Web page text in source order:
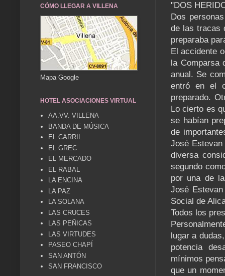
"DOS
Dos
de las tracas
preparaba
El accidente
la Comparsa
anual. Se
entró en el
preparado.
Lo cierto es
se habían
de
José
diversa
segundo
por una de
José
Social de
Todos los
lugar a
potencia
mínimos
que un
CÓMO LLEGAR A VILLENA
Mapa Google
HOTEL ASOCIACIONES VIRTUAL
AA.VV. VILLENA
BANDA DE MÚSICA
EL CARRIL
EL GREC
EL MERCADO
EL RABAL
LA ENCINA
LA PAZ
LA SOLANA
LAS CRUCES
LAS PEÑICAS
LAS VIRTUDES
PASEO CHAPÍ
SAN ANTÓN
SAN FRANCISCO